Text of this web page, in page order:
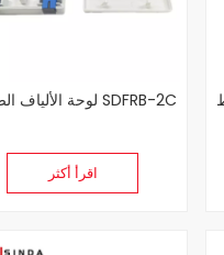
لوحة الألياف الضوئية SDFRB-2C
اقرأ أكثر